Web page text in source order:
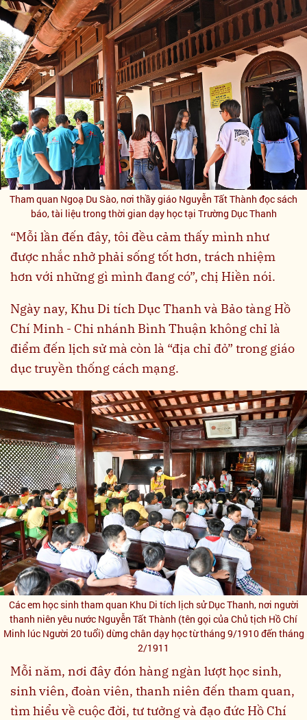
Tham quan Ngoạ Du Sào, nơi thầy giáo Nguyễn Tất Thành đọc sách
báo, tài liệu trong thời gian dạy học tại Trường Dục Thanh
“Mỗi lần đến đây, tôi đều cảm thấy mình như
được nhắc nhở phải sống tốt hơn, trách nhiệm
hơn với những gì mình đang có”, chị Hiền nói.
Ngày nay, Khu Di tích Dục Thanh và Bảo tàng Hồ
Chí Minh - Chi nhánh Bình Thuận không chỉ là
điểm đến lịch sử mà còn là “địa chỉ đỏ” trong giáo
dục truyền thống cách mạng.
Các em học sinh tham quan Khu Di tích lịch sử Dục Thanh, nơi người
thanh niên yêu nước Nguyễn Tất Thành (tên gọi của Chủ tịch Hồ Chí
Minh lúc Người 20 tuổi) dừng chân dạy học từ tháng 9/1910 đến tháng
2/1911
Mỗi năm, nơi đây đón hàng ngàn lượt học sinh,
sinh viên, đoàn viên, thanh niên đến tham quan,
tìm hiểu về cuộc đời, tư tưởng và đạo đức Hồ Chí